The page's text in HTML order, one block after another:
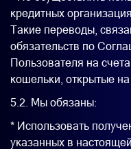
кредитных
Такие переводы,
обязательств по
Пользователя на
кошельки, открытые
5.2. Мы обязаны:
* Использовать
указанных в